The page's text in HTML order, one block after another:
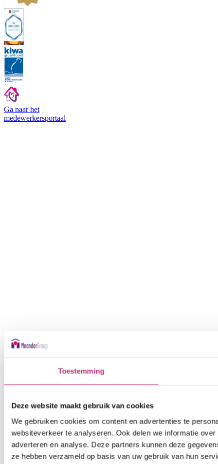
Toestemming
Deze website maakt gebruik van cookies
We gebruiken cookies om content en advertenties te
websiteverkeer te analyseren. Ook delen we informatie
adverteren en analyse. Deze partners kunnen deze
ze hebben verzameld op basis van uw gebruik van hun
Ga naar het
medewerkersportaal